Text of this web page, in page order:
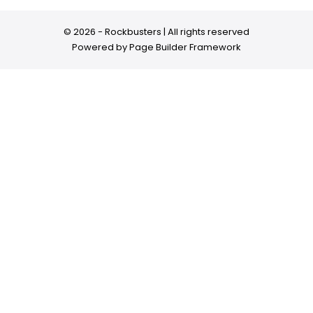
© 2026 - Rockbusters | All rights reserved
Powered byPage Builder Framework